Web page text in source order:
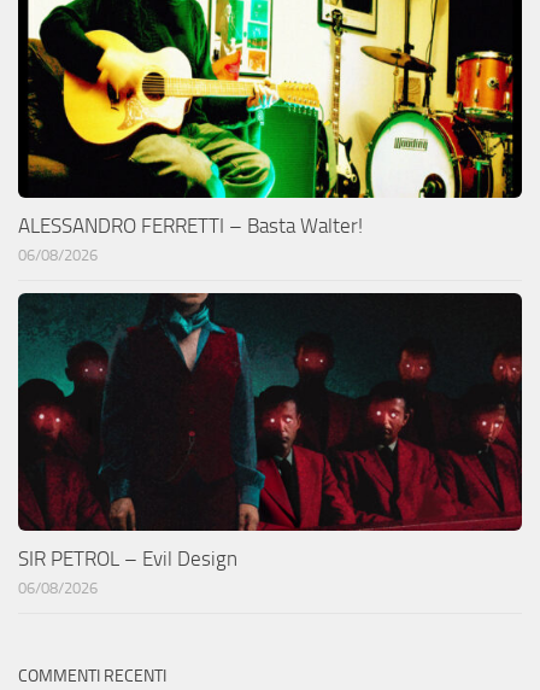
ALESSANDRO FERRETTI – Basta Walter!
06/08/2026
SIR PETROL – Evil Design
06/08/2026
COMMENTI RECENTI